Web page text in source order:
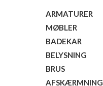
ARMATURER
MØBLER
BADEKAR
BELYSNING
BRUS
AFSKÆRMNING